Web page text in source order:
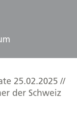
25.02.2025 //
der Schweiz